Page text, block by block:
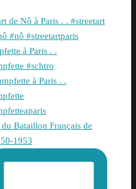
à Paris . .
#schtro
Bataillon Français de
1953